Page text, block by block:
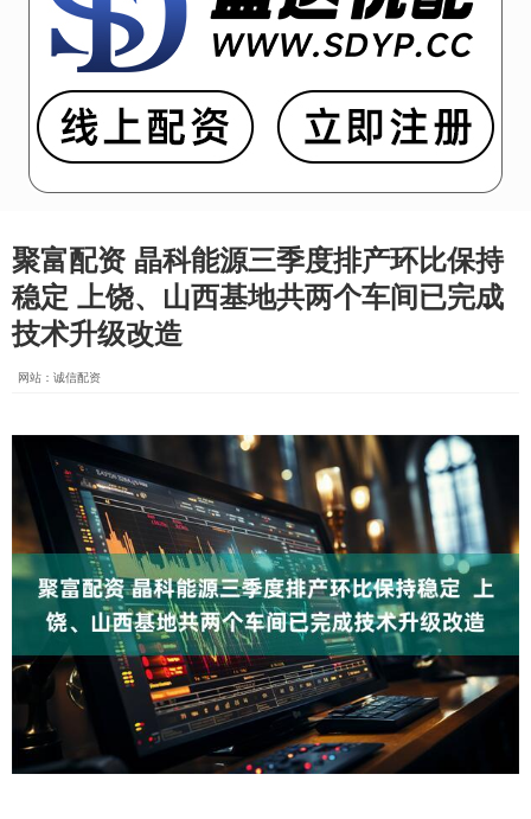
聚富配资 晶科能源三季度排产环比保持
稳定 上饶、山西基地共两个车间已完成
技术升级改造
网站：诚信配资